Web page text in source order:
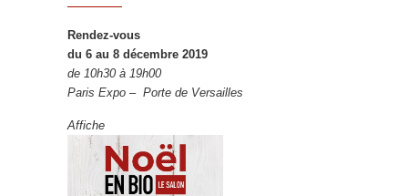
Rendez-vous
du 6 au 8 décembre 2019
de 10h30 à 19h00
Paris Expo – Porte de Versailles
Affiche